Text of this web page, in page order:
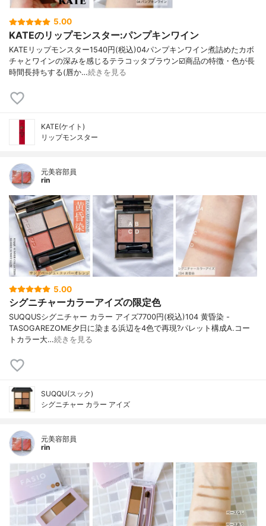
5.00
KATEのリップモンスター:パンプキンワイン
KATEリップモンスター1540円(税込)04パンプキンワイン煮詰めたカボ
チャとワインの深みを感じるテラコッタブラウン☑️商品の特徴・色が長
時間長持ちする(唇か…続きを見る
KATE(ケイト)
リップモンスター
元美容部員
rin
5.00
シグニチャーカラーアイズの限定色
SUQQUSシグニチャー カラー アイズ7700円(税込)104 黄昏染 -
TASOGAREZOME夕日に染まる浜辺を4色で再現?パレット構成A.コー
トカラー大…続きを見る
SUQQU(スック)
シグニチャー カラー アイズ
元美容部員
rin